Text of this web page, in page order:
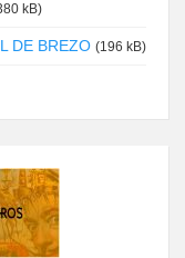
kB)
DE BREZO (196 kB)